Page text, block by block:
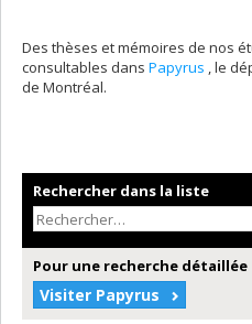
Des thèses et mémoires de nos
consultables dans Papyrus , le
de Montréal.
Rechercher dans la liste
Pour une recherche détaillée
Visiter Papyrus